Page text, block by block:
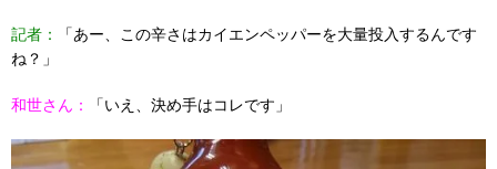
記者：
「あー、この辛さはカイエンペッパーを大量投入するんです
ね？」
和世さん： 「いえ、決め手はコレです」